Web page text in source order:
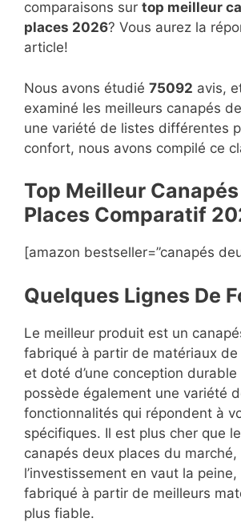
comparaisons sur top meilleur
places 2026? Vous aurez la
article!
Nous avons étudié 75092 avis,
examiné les meilleurs canapés
une variété de listes différentes
confort, nous avons compilé ce
Top Meilleur
Places Comparatif
[amazon bestseller=”canapés
Quelques Lignes De
Le meilleur produit est un
fabriqué à partir de matériaux
et doté d’une conception
possède également une variété
fonctionnalités qui répondent à
spécifiques. Il est plus cher que
canapés deux places du marché,
l’investissement en vaut la
fabriqué à partir de meilleurs
plus fiable.